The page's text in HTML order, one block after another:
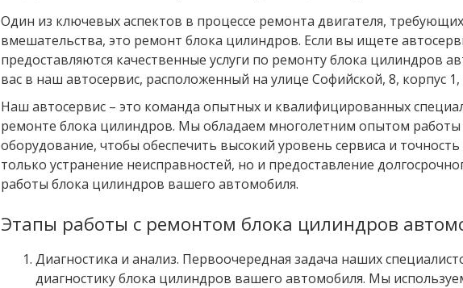
Один из ключевых аспектов в процессе ремонта двигателя,
вмешательства, это ремонт блока цилиндров. Если вы ищете
предоставляются качественные услуги по ремонту блока цилиндров
вас в наш автосервис, расположенный на улице Софийской, 8, корпус 1,
Наш автосервис – это команда опытных и квалифицированных
ремонте блока цилиндров. Мы обладаем многолетним опытом работы
оборудование, чтобы обеспечить высокий уровень сервиса и
только устранение неисправностей, но и предоставление
работы блока цилиндров вашего автомобиля.
Этапы работы с ремонтом блока цилиндров
Диагностика и анализ. Первоочередная задача наших
диагностику блока цилиндров вашего автомобиля. Мы